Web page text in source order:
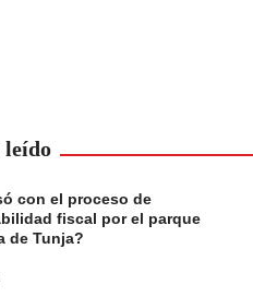
leído
con el proceso de
fiscal por el parque
de Tunja?